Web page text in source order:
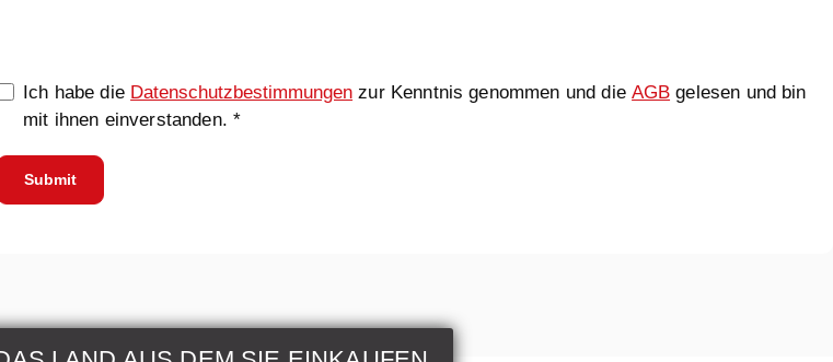
Ich habe die Datenschutzbestimmungen zur Kenntnis genommen und dieAGB gelesen und bin
mit ihnen einverstanden. *
Submit